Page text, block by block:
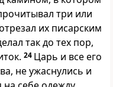
три или
их писарским
так до тех пор,
24 Царь и все его
не ужаснулись и